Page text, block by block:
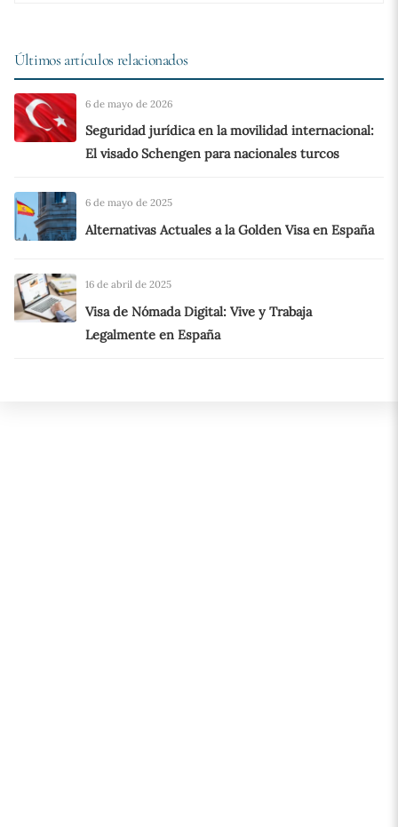
Últimos artículos relacionados
6 de mayo de 2026
Seguridad jurídica en la movilidad internacional:
El visado Schengen para nacionales turcos
6 de mayo de 2025
Alternativas Actuales a la Golden Visa en España
16 de abril de 2025
Visa de Nómada Digital: Vive y Trabaja
Legalmente en España